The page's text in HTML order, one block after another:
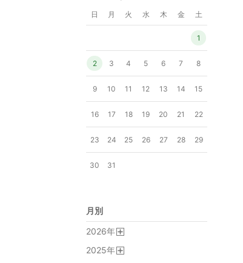
日 月 火 水 木 金 土
1
2 3 4 5 6 7 8
9 10 11 12 13 14 15
16 17 18 19 20 21 22
23 24 25 26 27 28 29
30 31
月別
2026年
2025年